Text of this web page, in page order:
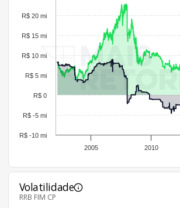
2005 2010
R$ -10 mi
R$ -5 mi
R$ 0
R$ 5 mi
R$ 10 mi
R$ 15 mi
R$ 20 mi
Volatilidade
RRB FIM CP